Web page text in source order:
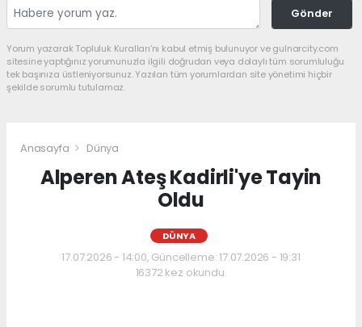
Gönder
Yorum yazarak Topluluk Kuralları’nı kabul etmiş bulunuyor ve gulnarcity.com
sitesine yaptığınız yorumunuzla ilgili doğrudan veya dolaylı tüm sorumluluğu
tek başınıza üstleniyorsunuz. Yazılan tüm yorumlardan site yönetimi hiçbir
şekilde sorumlu tutulamaz.
Anasayfa Dünya
Alperen Ateş Kadirli'ye Tayin
Oldu
DÜNYA
17.07.2026 - 14:00, Güncelleme: 17.07.2026 - 19:31
16372 kez okundu.